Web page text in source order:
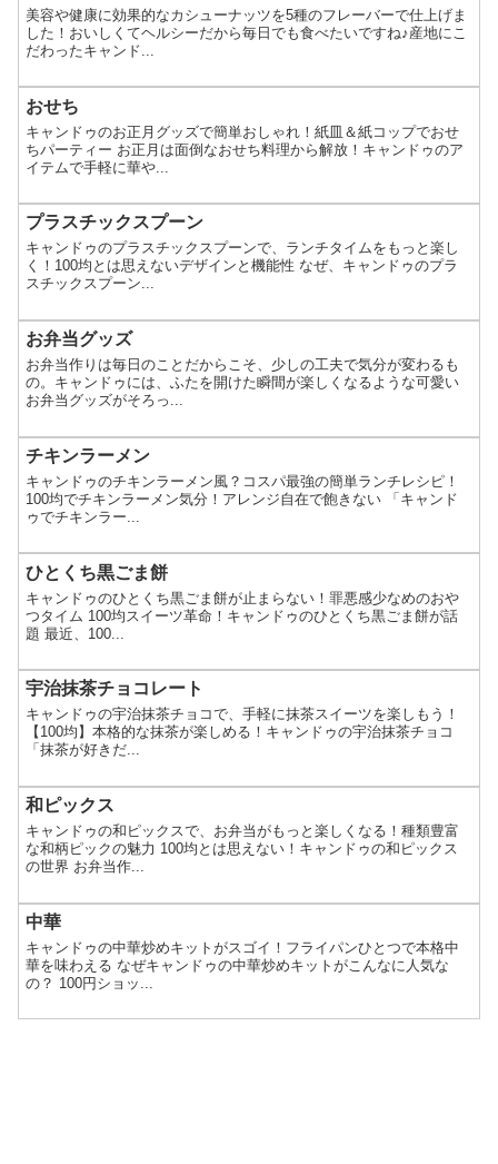
美容や健康に効果的なカシューナッツを5種のフレーバーで仕上げま
した！おいしくてヘルシーだから毎日でも食べたいですね♪産地にこ
だわったキャンド...
おせち
キャンドゥのお正月グッズで簡単おしゃれ！紙皿＆紙コップでおせ
ちパーティー お正月は面倒なおせち料理から解放！キャンドゥのア
イテムで手軽に華や...
プラスチックスプーン
キャンドゥのプラスチックスプーンで、ランチタイムをもっと楽し
く！100均とは思えないデザインと機能性 なぜ、キャンドゥのプラ
スチックスプーン...
お弁当グッズ
お弁当作りは毎日のことだからこそ、少しの工夫で気分が変わるも
の。キャンドゥには、ふたを開けた瞬間が楽しくなるような可愛い
お弁当グッズがそろっ...
チキンラーメン
キャンドゥのチキンラーメン風？コスパ最強の簡単ランチレシピ！
100均でチキンラーメン気分！アレンジ自在で飽きない 「キャンド
ゥでチキンラー...
ひとくち黒ごま餅
キャンドゥのひとくち黒ごま餅が止まらない！罪悪感少なめのおや
つタイム 100均スイーツ革命！キャンドゥのひとくち黒ごま餅が話
題 最近、100...
宇治抹茶チョコレート
キャンドゥの宇治抹茶チョコで、手軽に抹茶スイーツを楽しもう！
【100均】本格的な抹茶が楽しめる！キャンドゥの宇治抹茶チョコ
「抹茶が好きだ...
和ピックス
キャンドゥの和ピックスで、お弁当がもっと楽しくなる！種類豊富
な和柄ピックの魅力 100均とは思えない！キャンドゥの和ピックス
の世界 お弁当作...
中華
キャンドゥの中華炒めキットがスゴイ！フライパンひとつで本格中
華を味わえる なぜキャンドゥの中華炒めキットがこんなに人気な
の？ 100円ショッ...